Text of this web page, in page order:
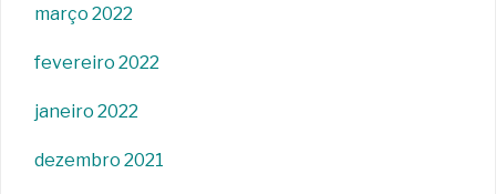
março 2022
fevereiro 2022
janeiro 2022
dezembro 2021